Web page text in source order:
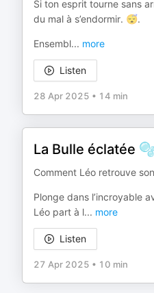
Si ton esprit tourne sans
du mal à s’endormir. 😴.
Ensembl... more
Listen
28 Apr 2025 • 14 min
La Bulle éclatée
Comment Léo retrouve
Plonge dans l’incroyable
Léo part à l... more
Listen
27 Apr 2025 • 10 min